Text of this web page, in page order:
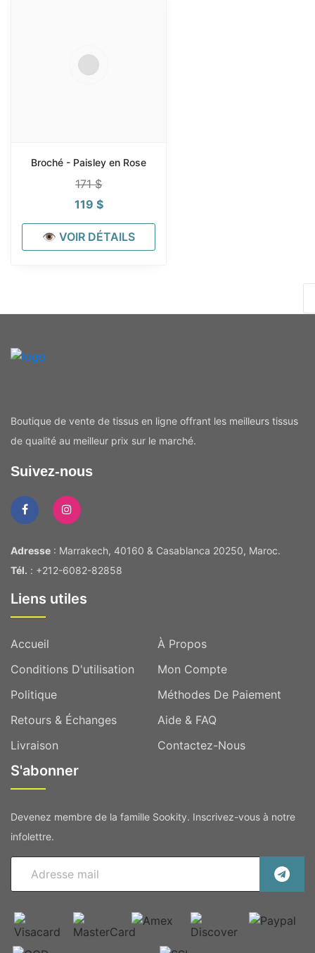
Broché - Paisley en Rose
171$
119 $
👁 VOIR DÉTAILS
Boutique de vente de tissus en ligne offrant les meilleurs tissus
de qualité au meilleur prix sur le marché.
Suivez-nous
Adresse : Marrakech, 40160 & Casablanca 20250, Maroc.
Tél. : +212-6082-82858
Liens utiles
Accueil
À Propos
Conditions D'utilisation
Mon Compte
Politique
Méthodes De Paiement
Retours & Échanges
Aide & FAQ
Livraison
Contactez-Nous
S'abonner
Devenez membre de la famille Sookity. Inscrivez-vous à notre
infolettre.